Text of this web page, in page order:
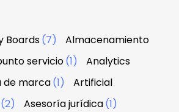
Boards(7)
Almacenamiento
servicio(1)
Analytics
de marca(1)
Artificial
(2) Asesoría jurídica(1)